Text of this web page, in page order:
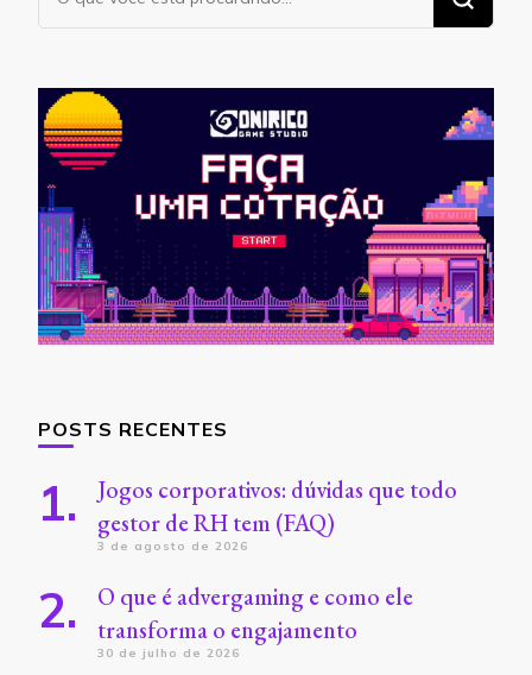
algo?
POSTS RECENTES
Jogos corporativos: dúvidas que todo
gestor de RH tem (FAQ)
3 de agosto de 2026
O que é advergaming e como ele
transforma o engajamento
30 de julho de 2026